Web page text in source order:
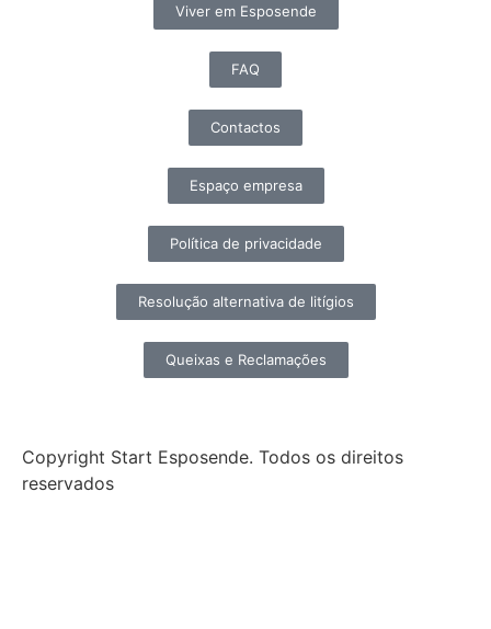
Viver em Esposende
FAQ
Contactos
Espaço empresa
Política de privacidade
Resolução alternativa de litígios
Queixas e Reclamações
Copyright Start Esposende. Todos os direitos
reservados